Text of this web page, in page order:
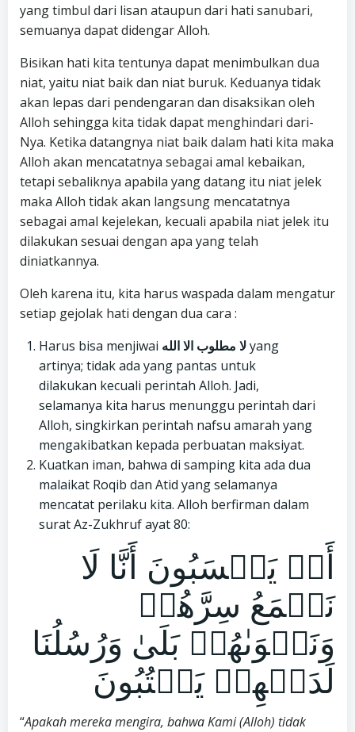
yang timbul dari lisan ataupun dari hati sanubari,
semuanya dapat didengar Alloh.
Bisikan hati kita tentunya dapat menimbulkan dua
niat, yaitu niat baik dan niat buruk. Keduanya tidak
akan lepas dari pendengaran dan disaksikan oleh
Alloh sehingga kita tidak dapat menghindari dari-
Nya. Ketika datangnya niat baik dalam hati kita maka
Alloh akan mencatatnya sebagai amal kebaikan,
tetapi sebaliknya apabila yang datang itu niat jelek
maka Alloh tidak akan langsung mencatatnya
sebagai amal kejelekan, kecuali apabila niat jelek itu
dilakukan sesuai dengan apa yang telah
diniatkannya.
Oleh karena itu, kita harus waspada dalam mengatur
setiap gejolak hati dengan dua cara :
Harus bisa menjiwai لا مطلوب الا اللهyang
artinya; tidak ada yang pantas untuk
dilakukan kecuali perintah Alloh. Jadi,
selamanya kita harus menunggu perintah dari
Alloh, singkirkan perintah nafsu amarah yang
mengakibatkan kepada perbuatan maksiyat.
Kuatkan iman, bahwa di samping kita ada dua
malaikat Roqib dan Atid yang selamanya
mencatat perilaku kita. Alloh berfirman dalam
surat Az-Zukhruf ayat 80:
أَمۡ يَحۡسَبُونَ أَنَّا لَا
نَسۡمَعُ سِرَّهُمۡ
وَنَجۡوَىٰهُمۚ بَلَىٰ وَرُسُلُنَا
لَدَيۡهِمۡ يَكۡتُبُونَ
“Apakah mereka mengira, bahwa Kami (Alloh) tidak